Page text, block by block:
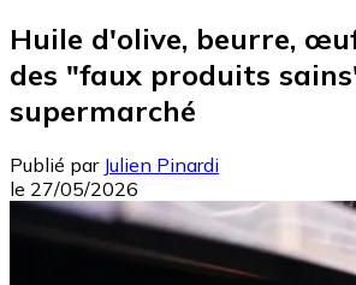
Huile d'olive, beurre,
des "faux produits
supermarché
Publié par Julien Pinardi
le 27/05/2026